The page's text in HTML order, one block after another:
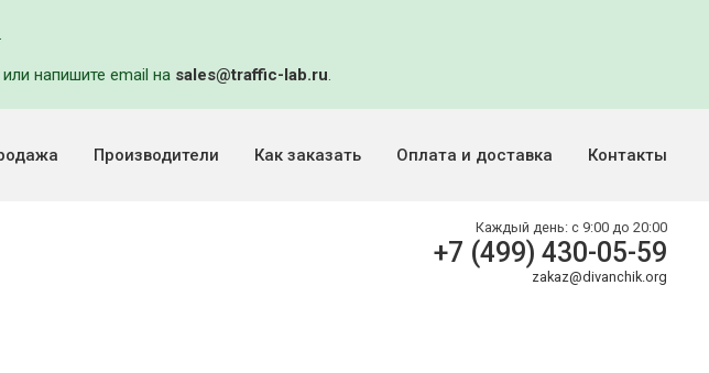
или напишите email на sales@traffic-lab.ru.
Производители Как заказать Оплата и доставка Контакты
Каждый день: с 9:00 до 20:00
+7 (499) 430-05-59
zakaz@divanchik.org